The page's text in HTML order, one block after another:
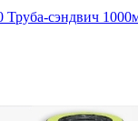
Труба-сэндвич